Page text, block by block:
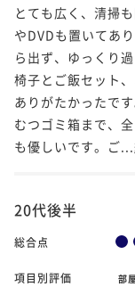
とても広く、清掃
やDVDも置いてあ
ら出ず、ゆっくり
椅子とご飯セット
ありがたかったで
むつゴミ箱まで、
も優しいです。ご...
20代後半
総合点
項目別評価 部